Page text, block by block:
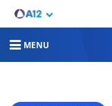
MENU